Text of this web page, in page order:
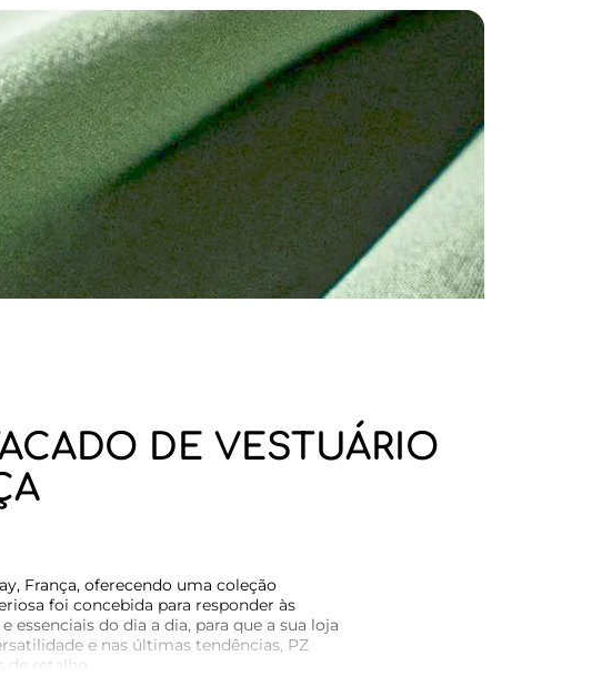
DE VESTUÁRIO
França, oferecendo uma coleção
foi concebida para responder às
do dia a dia, para que a sua loja
e nas últimas tendências, PZ
retalho.